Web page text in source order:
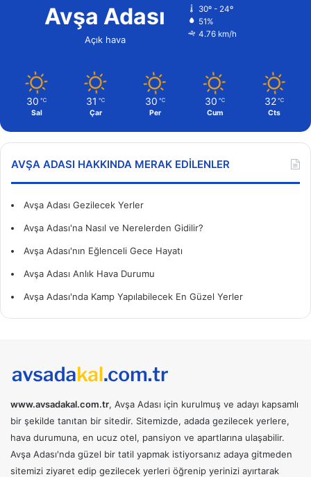
Avşa Adası
Açık hava
30º - 24º
51%
4.76 km/h
30 ℃
Sal
31 ℃
Çar
30 ℃
Per
30 ℃
Cum
32 ℃
Cts
AVŞA ADASI HAKKINDA MERAK EDILENLER
Avşa Adası Gezilecek Yerler
Avşa Adası'na Nasıl ve Nerelerden Gidilir?
Avşa Adası'nın Eğlenceli Gece Hayatı
Avşa Adası Anlık Hava Durumu
Avşa Adası'nda Kamp Yapılabilecek En Güzel Yerler
www.avsadakal.com.tr, Avşa Adası için kurulmuş ve adayı kapsamlı
bir şekilde tanıtan bir sitedir. Sitemizde, adada gezilecek yerlere,
hava durumuna, en ucuz otel, pansiyon ve apartlarına ulaşabilir.
Avşa Adası'nda güzel bir tatil yapmak istiyorsanız adaya gitmeden
sitemizi ziyaret edip gezilecek yerleri öğrenip yerinizi ayırtarak